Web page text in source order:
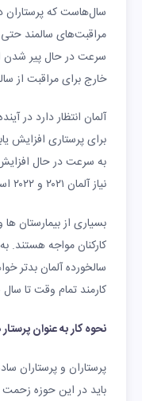
سال‌هاست که پرستاران
مراقبت‌های سالمند
سرعت در حال پیر شدن
خارج برای مراقبت از
برای پرستاری افزایش
به سرعت در حال
نیاز آلمان ۲۰۲۱ و ۲۰۲۲ است.
بسیاری از بیمارستان
کارکنان مواجه هستند.
کارمند تمام وقت تا سال ۲۰۳۰ بازنشسته خواهند شد.
نحوه کار به عنوان
پرستاران و پرستاران
باید در این حوزه زحمت